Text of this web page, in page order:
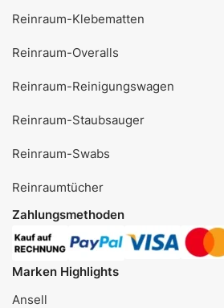
Reinraum-Klebematten
Reinraum-Overalls
Reinraum-Reinigungswagen
Reinraum-Staubsauger
Reinraum-Swabs
Reinraumtücher
Zahlungsmethoden
Marken Highlights
Ansell